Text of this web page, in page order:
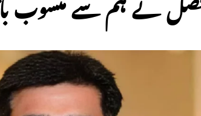
نے ہم سے منسوب